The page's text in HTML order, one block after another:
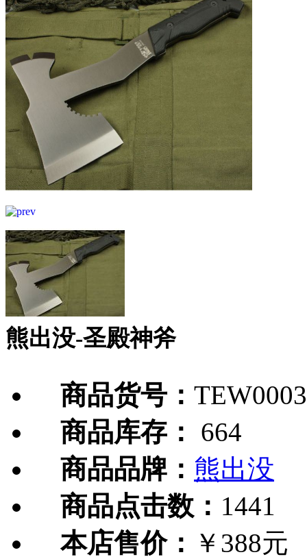
熊出没-圣殿神斧
商品货号：
商品库存：
664
商品品牌： 熊出没
商品点击数： 1441
本店售价： ￥388元